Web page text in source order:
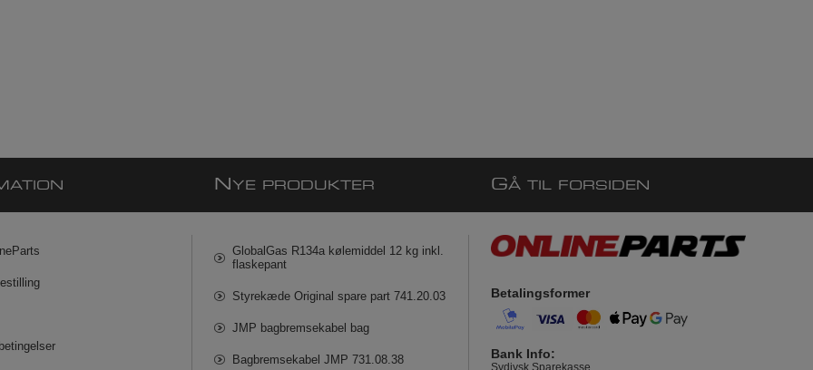
N YE PRODUKTER
GlobalGas R134a kølemiddel 12 kg inkl.
flaskepant
Styrekæde Original spare part 741.20.03
JMP bagbremsekabel bag
Bagbremsekabel JMP 731.08.38
GÅ TIL FORSIDEN
Betalingsformer
Bank Info: